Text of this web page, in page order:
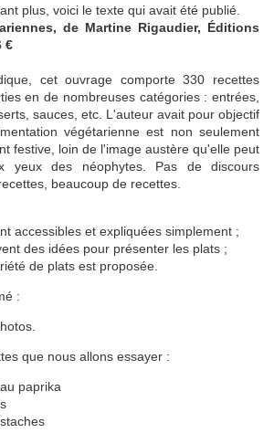
plus, voici le texte qui avait été publié.
de Martine Rigaudier, Éditions
€
cet ouvrage comporte 330 recettes
en de nombreuses catégories : entrées,
sauces, etc. L'auteur avait pour objectif
végétarienne est non seulement
festive, loin de l'image austère qu'elle peut
yeux des néophytes. Pas de discours
beaucoup de recettes.
accessibles et expliquées simplement ;
des idées pour présenter les plats ;
de plats est proposée.
:
que nous allons essayer :
paprika